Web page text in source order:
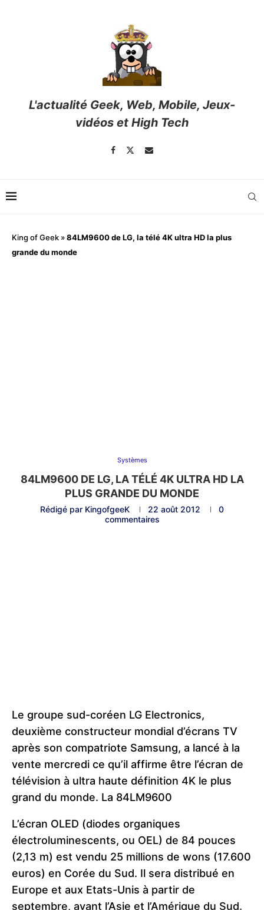
L'actualité Geek, Web, Mobile, Jeux-
vidéos et High Tech
King of Geek »84LM9600 de LG, la télé 4K ultra HD la plus
grande du monde
Systèmes
84LM9600 DE LG, LA TÉLÉ 4K ULTRA HD LA
PLUS GRANDE DU MONDE
Rédigé par KingofgeeK 22 août 2012
0
commentaires
Le groupe sud-coréen LG Electronics,
deuxième constructeur mondial d’écrans TV
après son compatriote Samsung, a lancé à la
vente mercredi ce qu’il affirme être l’écran de
télévision à ultra haute définition 4K le plus
grand du monde. La 84LM9600
L’écran OLED (diodes organiques
électroluminescents, ou OEL) de 84 pouces
(2,13 m) est vendu 25 millions de wons (17.600
euros) en Corée du Sud. Il sera distribué en
Europe et aux Etats-Unis à partir de
septembre, avant l’Asie et l’Amérique du Sud.